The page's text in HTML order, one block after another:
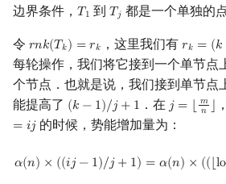
边界条件， 𝑇 1
T1 到𝑇𝑗
Tj 都是一个单独的点
令 𝑟𝑛𝑘(𝑇 𝑘) = 𝑟𝑘
rnk(Tk)= rk ，这里我们有 𝑟𝑘 = (𝑘
rk=(k −1)
每轮操作，我们将它接到一个单节点
个节点．也就是说，我们接到单节点
能提高了 (𝑘 − 1)/𝑗 + 1
(k− 1) /j+1 ．在 𝑗 = ⌊ 𝑚
𝑛 ⌋
j=⌊mn⌋
= 𝑖𝑗的时候，势能增加量为：
𝛼(𝑛) × ((𝑖𝑗 − 1)/𝑗 + 1) = 𝛼(𝑛) × ((⌊lo
α(n )× ((ij−1)/ j+1)= α( n )× ((⌊ log⌊mn ⌋+1n